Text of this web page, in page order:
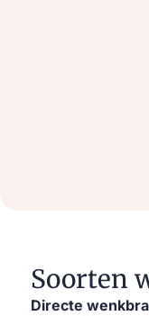
Soorten
Directe